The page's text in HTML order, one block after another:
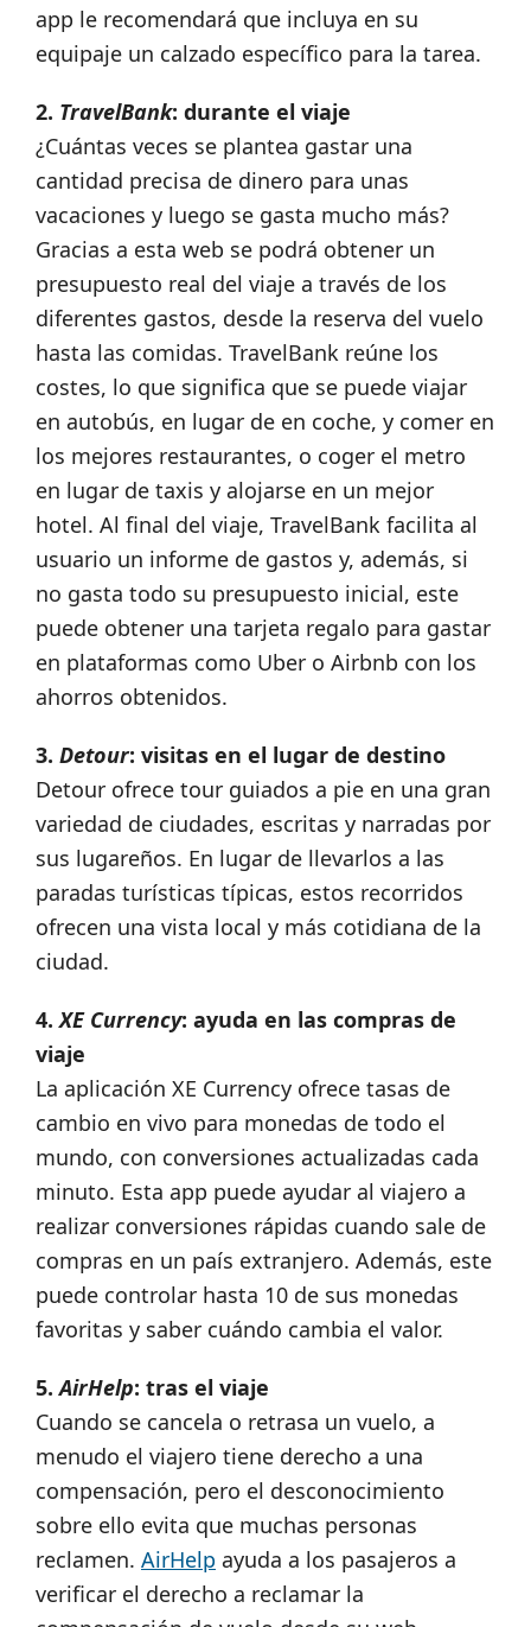
app le recomendará que incluya en su
equipaje un calzado específico para la tarea.
2. TravelBank: durante el viaje
¿Cuántas veces se plantea gastar una
cantidad precisa de dinero para unas
vacaciones y luego se gasta mucho más?
Gracias a esta web se podrá obtener un
presupuesto real del viaje a través de los
diferentes gastos, desde la reserva del vuelo
hasta las comidas. TravelBank reúne los
costes, lo que significa que se puede viajar
en autobús, en lugar de en coche, y comer en
los mejores restaurantes, o coger el metro
en lugar de taxis y alojarse en un mejor
hotel. Al final del viaje, TravelBank facilita al
usuario un informe de gastos y, además, si
no gasta todo su presupuesto inicial, este
puede obtener una tarjeta regalo para gastar
en plataformas como Uber o Airbnb con los
ahorros obtenidos.
3. Detour: visitas en el lugar de destino
Detour ofrece tour guiados a pie en una gran
variedad de ciudades, escritas y narradas por
sus lugareños. En lugar de llevarlos a las
paradas turísticas típicas, estos recorridos
ofrecen una vista local y más cotidiana de la
ciudad.
4. XE Currency: ayuda en las compras de
viaje
La aplicación XE Currency ofrece tasas de
cambio en vivo para monedas de todo el
mundo, con conversiones actualizadas cada
minuto. Esta app puede ayudar al viajero a
realizar conversiones rápidas cuando sale de
compras en un país extranjero. Además, este
puede controlar hasta 10 de sus monedas
favoritas y saber cuándo cambia el valor.
5.AirHelp: tras el viaje
Cuando se cancela o retrasa un vuelo, a
menudo el viajero tiene derecho a una
compensación, pero el desconocimiento
sobre ello evita que muchas personas
reclamen. AirHelp ayuda a los pasajeros a
verificar el derecho a reclamar la